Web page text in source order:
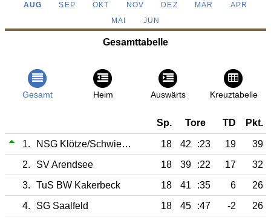
AUG SEP OKT NOV DEZ MÄR
APR
MAI
JUN
Gesamttabelle
Gesamt Heim Auswärts Kreuztabelle
Sp. Tore TD Pkt.
1. NSG Klötze/Schwiesau/Jahrstedt 18 42 :23 19
39
2.
SV Arendsee 18 39 :22 17
32
3.
TuS BW Kakerbeck 18 41 :35 6
26
4.
SG Saalfeld 18 45 :47 -2
26